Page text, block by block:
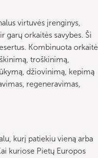
virtuvės įrenginys,
orkaitės savybes. Ši
Kombinuota orkaitė
troškinimą,
džiovinimą, kepimą
regeneravimas,
kurį patiekiu vieną arba
kuriose Pietų Europos